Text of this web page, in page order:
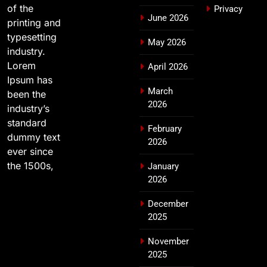
of the
printing and
typesetting
industry.
Lorem
Ipsum has
been the
industry’s
standard
dummy text
ever since
the 1500s,
June 2026
May 2026
April 2026
March
2026
February
2026
January
2026
December
2025
November
2025
Privacy